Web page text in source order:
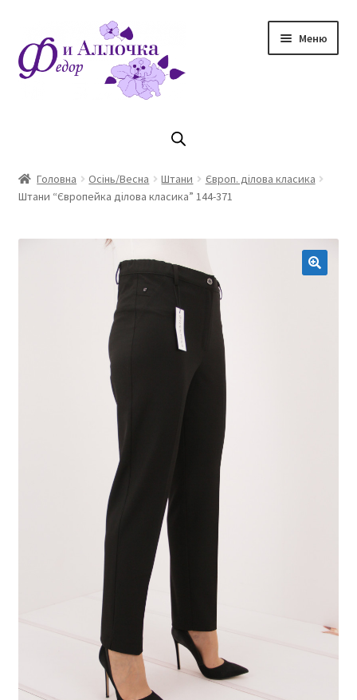
до
навігації
до
контенту
Меню
Магазин
Оплата та доставка
Головна Осінь/Весна Штани
Європ. ділова класика
Штани “Європейка ділова класика” 144-371